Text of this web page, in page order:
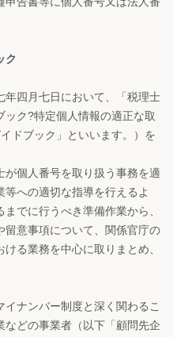
ク
四月七日において、「税理士
ク?特定個人情報の適正な取
ドブック」といいます。）を
個人番号を取り扱う事務を適
への適切な指導を行えるよ
でに行うべき準備作業から、
留意事項について、関係官庁の
る業務を中心に取りまとめ、
ナンバー制度と深く関わるこ
などの事業者（以下「顧問先企